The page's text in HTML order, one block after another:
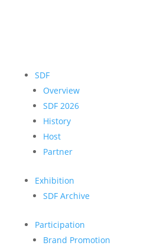
SDF
Overview
SDF 2026
History
Host
Partner
Exhibition
SDF Archive
Participation
Brand Promotion